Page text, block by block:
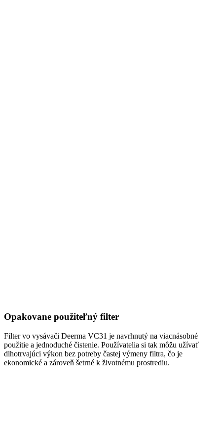
Opakovane použiteľný filter
Filter vo vysávači Deerma VC31 je navrhnutý na viacnásobné
použitie a jednoduché čistenie. Používatelia si tak môžu užívať
dlhotrvajúci výkon bez potreby častej výmeny filtra, čo je
ekonomické a zároveň šetrné k životnému prostrediu.